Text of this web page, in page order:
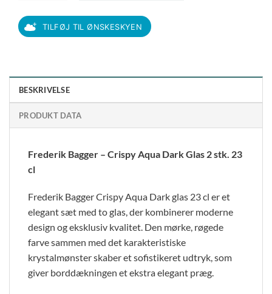
TILFØJ TIL ØNSKESKYEN
BESKRIVELSE
PRODUKT DATA
Frederik Bagger – Crispy Aqua Dark Glas 2 stk. 23
cl
Frederik Bagger Crispy Aqua Dark glas 23 cl er et
elegant sæt med to glas, der kombinerer moderne
design og eksklusiv kvalitet. Den mørke, røgede
farve sammen med det karakteristiske
krystalmønster skaber et sofistikeret udtryk, som
giver borddækningen et ekstra elegant præg.